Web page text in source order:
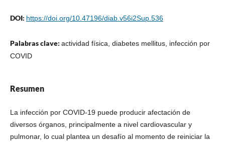
DOI: https://doi.org/10.47196/diab.v56i2Sup.536
Palabras clave: actividad física, diabetes mellitus, infección por
COVID
Resumen
La infección por COVID-19 puede producir afectación de
diversos órganos, principalmente a nivel cardiovascular y
pulmonar, lo cual plantea un desafío al momento de reiniciar la